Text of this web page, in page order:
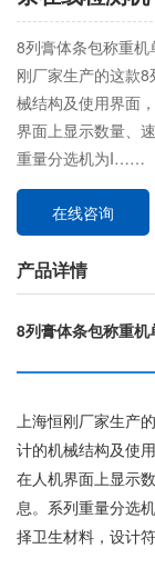
8列膏体条包称重
刚厂家生产的这款
械结构及使用界面
界面上显示数量、
重量分选机为I……
在线咨询
产品详情
8列膏体条包称重
上海恒刚厂家生产
计的机械结构及使
在人机界面上显示
息。系列重量分选
择卫生材料，设计